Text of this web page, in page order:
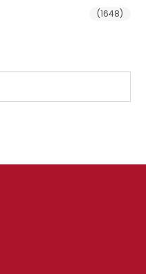
(1648)